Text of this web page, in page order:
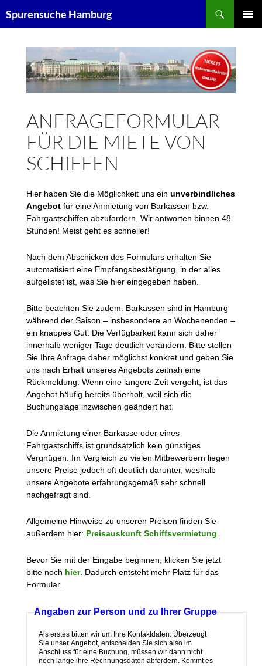
Inhalt
Spurensuche Hamburg
ANFRAGEFORMULAR
FÜR DIE MIETE VON
SCHIFFEN
Hier haben Sie die Möglichkeit uns ein unverbindliches
Angebotfür eine Anmietung von Barkassen bzw.
Fahrgastschiffen abzufordern. Wir antworten binnen 48
Stunden! Meist geht es schneller!
Nach dem Abschicken des Formulars erhalten Sie
automatisiert eine Empfangsbestätigung, in der alles
aufgelistet ist, was Sie hier eingegeben haben.
Bitte beachten Sie zudem: Barkassen sind in Hamburg
während der Saison – insbesondere an Wochenenden –
ein knappes Gut. Die Verfügbarkeit kann sich daher
innerhalb weniger Tage deutlich verändern. Bitte stellen
Sie Ihre Anfrage daher möglichst konkret und geben Sie
uns nach Erhalt unseres Angebots zeitnah eine
Rückmeldung. Wenn eine längere Zeit vergeht, ist das
Angebot häufig bereits überholt, weil sich die
Buchungslage inzwischen geändert hat.
Die Anmietung einer Barkasse oder eines
Fahrgastschiffs ist grundsätzlich kein günstiges
Vergnügen. Im Vergleich zu vielen Mitbewerbern liegen
unsere Preise jedoch oft deutlich darunter, weshalb
unsere Angebote erfahrungsgemäß sehr schnell
nachgefragt sind.
Allgemeine Hinweise zu unseren Preisen finden Sie
außerdem hier: Preisauskunft Schiffsvermietung
Bevor Sie mit der Eingabe beginnen, klicken Sie jetzt
bitte noch hier. Dadurch entsteht mehr Platz für das
Formular.
Angaben zur Person und zu Ihrer Gruppe
Als erstes bitten wir um Ihre Kontaktdaten. Überzeugt
Sie unser Angebot, entscheiden Sie sich also im
Anschluss für eine Buchung, müssen wir dann nicht
noch lange ihre Rechnungsdaten abfordern. Kommt es